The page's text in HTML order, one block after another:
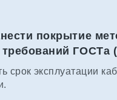
покрытие
ГОСТа
срок эксплуатации